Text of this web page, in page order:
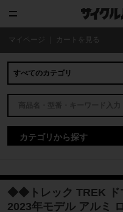
マイページ カートを見る
カテゴリから探す
◆◆トレック TREK ド
2023年モデル アルミ